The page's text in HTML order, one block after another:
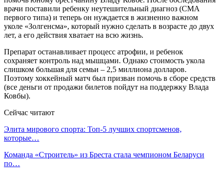
врачи поставили ребенку неутешительный диагноз (СМА
первого типа) и теперь он нуждается в жизненно важном
уколе «Золгенсма», который нужно сделать в возрасте до двух
лет, а его действия хватает на всю жизнь.
Препарат останавливает процесс атрофии, и ребенок
сохраняет контроль над мышцами. Однако стоимость укола
слишком большая для семьи – 2,5 миллиона долларов.
Поэтому хоккейный матч был призван помочь в сборе средств
(все деньги от продажи билетов пойдут на поддержку Влада
Ковбы).
Сейчас читают
Элита мирового спорта: Топ-5 лучших спортсменов,
которые…
Команда «Строитель» из Бреста стала чемпионом Беларуси
по…